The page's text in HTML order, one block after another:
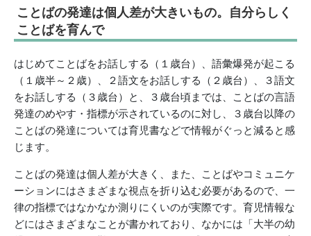
ことばの発達は個人差が大きいもの。自分らしく
ことばを育んで
はじめてことばをお話しする（１歳台）、語彙爆発が起こる
（１歳半～２歳）、２語文をお話しする（２歳台）、３語文
をお話しする（３歳台）と、３歳台頃までは、ことばの言語
発達のめやす・指標が示されているのに対し、３歳台以降の
ことばの発達については育児書などで情報がぐっと減ると感
じます。
ことばの発達は個人差が大きく、また、ことばやコミュニケ
ーションにはさまざまな視点を折り込む必要があるので、一
律の指標ではなかなか測りにくいのが実際です。育児情報な
どにはさまざまなことが書かれており、なかには「大半の幼